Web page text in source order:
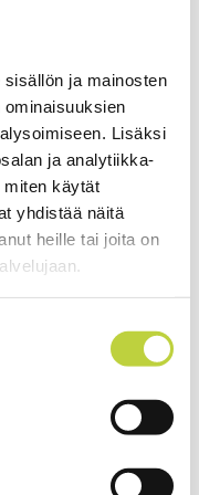
ja mainosten
Lisäksi
ja analytiikka-
miten käytät
yhdistää näitä
heille tai joita on
Power+ on
Tämän
puutarhojen hoito ei
kevyemmän
aisan 3
asettamalla se
saa lisäksi